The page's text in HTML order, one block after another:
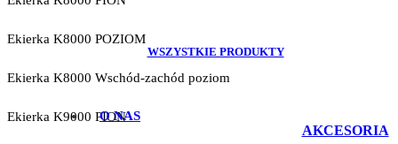
WSZYSTKIE PRODUKTY
O NAS
AKCESORIA
Ekierka K8000 POZIOM
Ekierka K8000 Wschód-zachód poziom
Ekierka K9000 PION